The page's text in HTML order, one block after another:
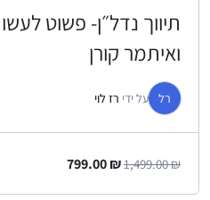
תיווך נדל״ן- פשוט
ואיתמר קורן
רל על ידי רז לוי
1,499.00₪
799.00₪